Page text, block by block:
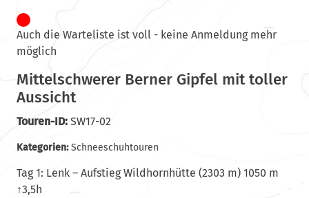
Auch die Warteliste ist voll - keine Anmeldung mehr
möglich
Mittelschwerer Berner Gipfel mit toller
Aussicht
Touren-ID:SW17-02
Kategorien:Schneeschuhtouren
Tag 1: Lenk – Aufstieg Wildhornhütte (2303 m) 1050 m
↑3,5h